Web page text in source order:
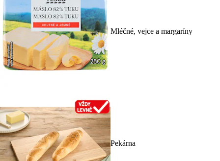
Mléčné, vejce a margaríny
Pekárna